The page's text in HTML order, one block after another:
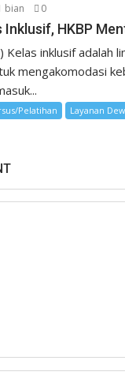
bian 0
Inklusif, HKBP
inklusif adalah
mengakomodasi
Pelatihan
Layanan